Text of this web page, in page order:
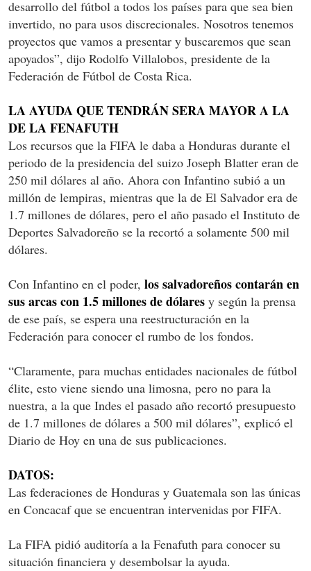
desarrollo del fútbol a todos los países para que sea bien
invertido, no para usos discrecionales. Nosotros tenemos
proyectos que vamos a presentar y buscaremos que sean
apoyados”, dijo Rodolfo Villalobos, presidente de la
Federación de Fútbol de Costa Rica.
LA AYUDA QUE TENDRÁN SERA MAYOR A LA
DE LA FENAFUTH
Los recursos que la FIFA le daba a Honduras durante el
periodo de la presidencia del suizo Joseph Blatter eran de
250 mil dólares al año. Ahora con Infantino subió a un
millón de lempiras, mientras que la de El Salvador era de
1.7 millones de dólares, pero el año pasado el Instituto de
Deportes Salvadoreño se la recortó a solamente 500 mil
dólares.
Con Infantino en el poder, los salvadoreños contarán en
sus arcas con 1.5 millones de dólares y según la prensa
de ese país, se espera una reestructuración en la
Federación para conocer el rumbo de los fondos.
“Claramente, para muchas entidades nacionales de fútbol
élite, esto viene siendo una limosna, pero no para la
nuestra, a la que Indes el pasado año recortó presupuesto
de 1.7 millones de dólares a 500 mil dólares”, explicó el
Diario de Hoy en una de sus publicaciones.
DATOS:
Las federaciones de Honduras y Guatemala son las únicas
en Concacaf que se encuentran intervenidas por FIFA.
La FIFA pidió auditoría a la Fenafuth para conocer su
situación financiera y desembolsar la ayuda.